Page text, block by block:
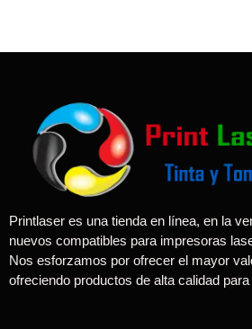
Printlaser es una tienda en línea, en la
nuevos compatibles para impresoras
Nos esforzamos por ofrecer el mayor
ofreciendo productos de alta calidad